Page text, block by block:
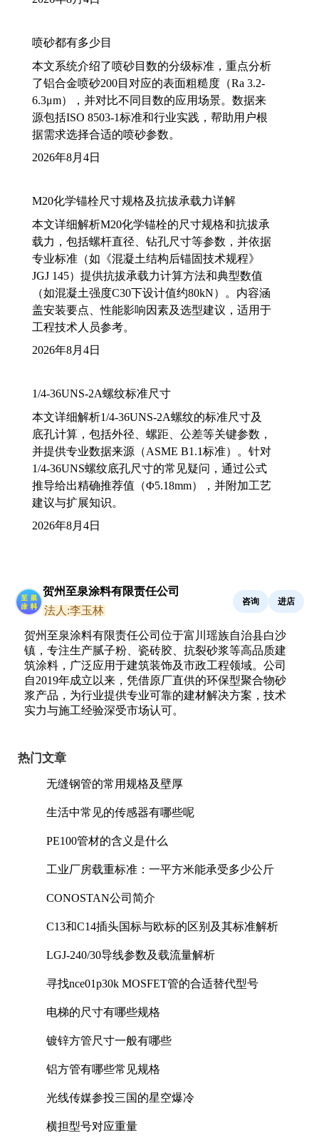
喷砂都有多少目
本文系统介绍了喷砂目数的分级标准，重点分析
了铝合金喷砂200目对应的表面粗糙度（Ra 3.2-
6.3μm），并对比不同目数的应用场景。数据来
源包括ISO 8503-1标准和行业实践，帮助用户根
据需求选择合适的喷砂参数。
2026年8月4日
M20化学锚栓尺寸规格及抗拔承载力详解
本文详细解析M20化学锚栓的尺寸规格和抗拔承
载力，包括螺杆直径、钻孔尺寸等参数，并依据
专业标准（如《混凝土结构后锚固技术规程》
JGJ 145）提供抗拔承载力计算方法和典型数值
（如混凝土强度C30下设计值约80kN）。内容涵
盖安装要点、性能影响因素及选型建议，适用于
工程技术人员参考。
2026年8月4日
1/4-36UNS-2A螺纹标准尺寸
本文详细解析1/4-36UNS-2A螺纹的标准尺寸及
底孔计算，包括外径、螺距、公差等关键参数，
并提供专业数据来源（ASME B1.1标准）。针对
1/4-36UNS螺纹底孔尺寸的常见疑问，通过公式
推导给出精确推荐值（Φ5.18mm），并附加工艺
建议与扩展知识。
2026年8月4日
贺州至泉涂料有限责任公司
法人:李玉林
咨询 进店
贺州至泉涂料有限责任公司位于富川瑶族自治县白沙
镇，专注生产腻子粉、瓷砖胶、抗裂砂浆等高品质建
筑涂料，广泛应用于建筑装饰及市政工程领域。公司
自2019年成立以来，凭借原厂直供的环保型聚合物砂
浆产品，为行业提供专业可靠的建材解决方案，技术
实力与施工经验深受市场认可。
热门文章
无缝钢管的常用规格及壁厚
生活中常见的传感器有哪些呢
PE100管材的含义是什么
工业厂房载重标准：一平方米能承受多少公斤
CONOSTAN公司简介
C13和C14插头国标与欧标的区别及其标准解析
LGJ-240/30导线参数及载流量解析
寻找nce01p30k MOSFET管的合适替代型号
电梯的尺寸有哪些规格
镀锌方管尺寸一般有哪些
铝方管有哪些常见规格
光线传媒参投三国的星空爆冷
横担型号对应重量